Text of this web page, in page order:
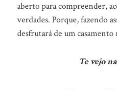
aberto para compreender,
verdades. Porque, fazendo
desfrutará de um casamento
Te vejo